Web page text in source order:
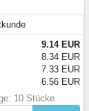
9.14 EUR
8.34 EUR
7.33 EUR
6.56 EUR
10 Stücke